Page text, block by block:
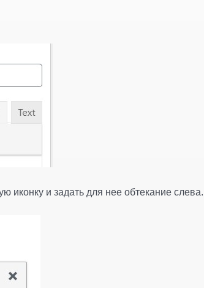
иконку и задать для нее обтекание слева.